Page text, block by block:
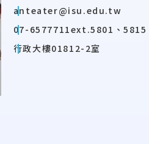
anteater@isu.edu.tw
07-6577711ext.5801、5815
行政大樓01812-2室